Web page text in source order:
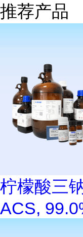
推荐产品
柠檬酸三
ACS,